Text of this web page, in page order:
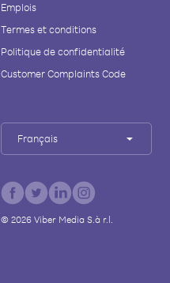
Emplois
Termes et conditions
Politique de confidentialité
Customer Complaints Code
Français
© 2026Viber Media S.à r.l.